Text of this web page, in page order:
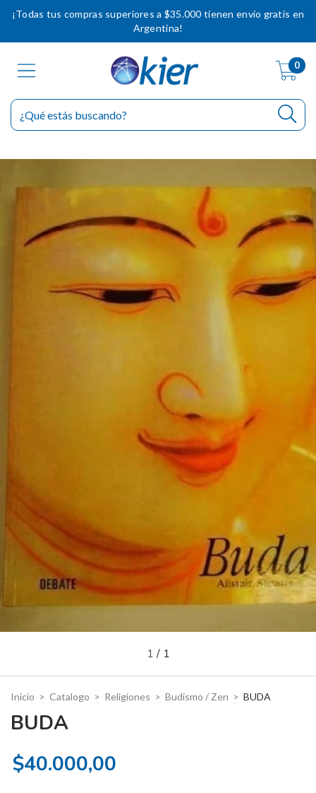
¡Todas tus compras superiores a $35.000 tienen envío gratis en
Argentina!
0
1 / 1
Inicio > Catalogo > Religiones > Budismo / Zen > BUDA
BUDA
$40.000,00